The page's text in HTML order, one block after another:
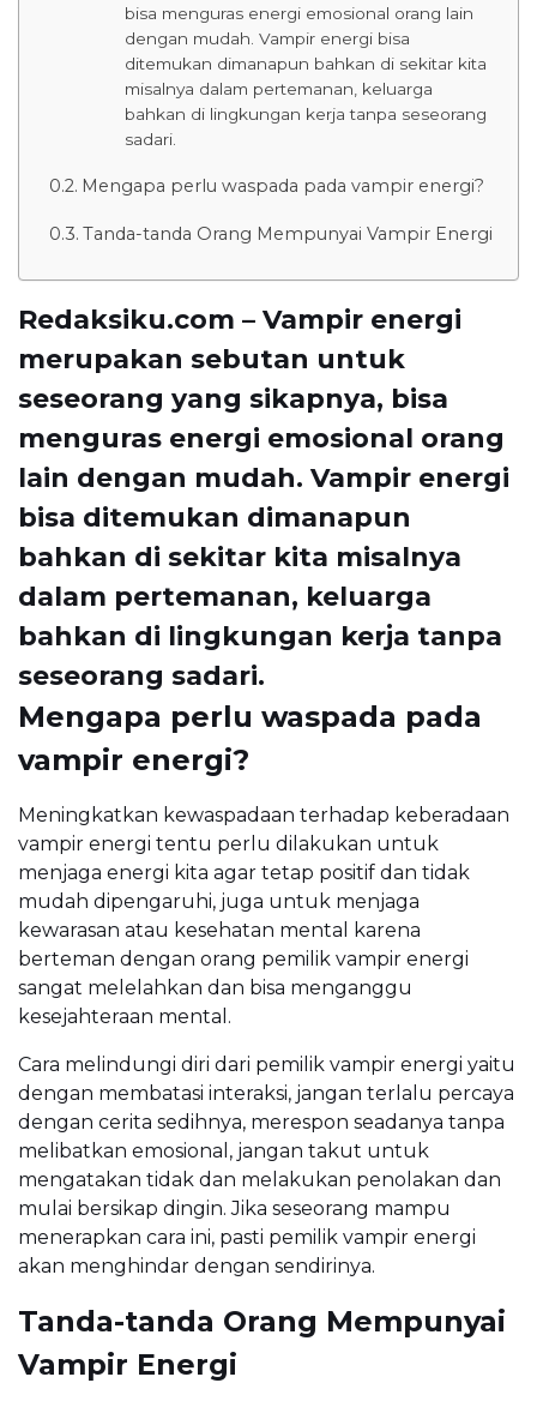
bisa menguras energi emosional orang lain
dengan mudah. Vampir energi bisa
ditemukan dimanapun bahkan di sekitar kita
misalnya dalam pertemanan, keluarga
bahkan di lingkungan kerja tanpa seseorang
sadari.
Mengapa perlu waspada pada vampir energi?
Tanda-tanda Orang Mempunyai Vampir Energi
Redaksiku.com – Vampir energi
merupakan sebutan untuk
seseorang yang sikapnya, bisa
menguras energi emosional orang
lain dengan mudah. Vampir energi
bisa ditemukan dimanapun
bahkan di sekitar kita misalnya
dalam pertemanan, keluarga
bahkan di lingkungan kerja tanpa
seseorang sadari.
Mengapa perlu waspada pada
vampir energi?
Meningkatkan kewaspadaan terhadap keberadaan
vampir energi tentu perlu dilakukan untuk
menjaga energi kita agar tetap positif dan tidak
mudah dipengaruhi, juga untuk menjaga
kewarasan atau kesehatan mental karena
berteman dengan orang pemilik vampir energi
sangat melelahkan dan bisa menganggu
kesejahteraan mental.
Cara melindungi diri dari pemilik vampir energi yaitu
dengan membatasi interaksi, jangan terlalu percaya
dengan cerita sedihnya, merespon seadanya tanpa
melibatkan emosional, jangan takut untuk
mengatakan tidak dan melakukan penolakan dan
mulai bersikap dingin. Jika seseorang mampu
menerapkan cara ini, pasti pemilik vampir energi
akan menghindar dengan sendirinya.
Tanda-tanda Orang Mempunyai
Vampir Energi